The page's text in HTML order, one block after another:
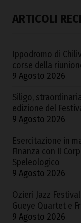
ARTICOLI
Ippodromo di
corse della
9 Agosto 2026
Siligo,
edizione del
9 Agosto 2026
Esercitazione in
Finanza con il
Speleologico
9 Agosto 2026
Ozieri Jazz
Gueye Quartet e
9 Agosto 2026